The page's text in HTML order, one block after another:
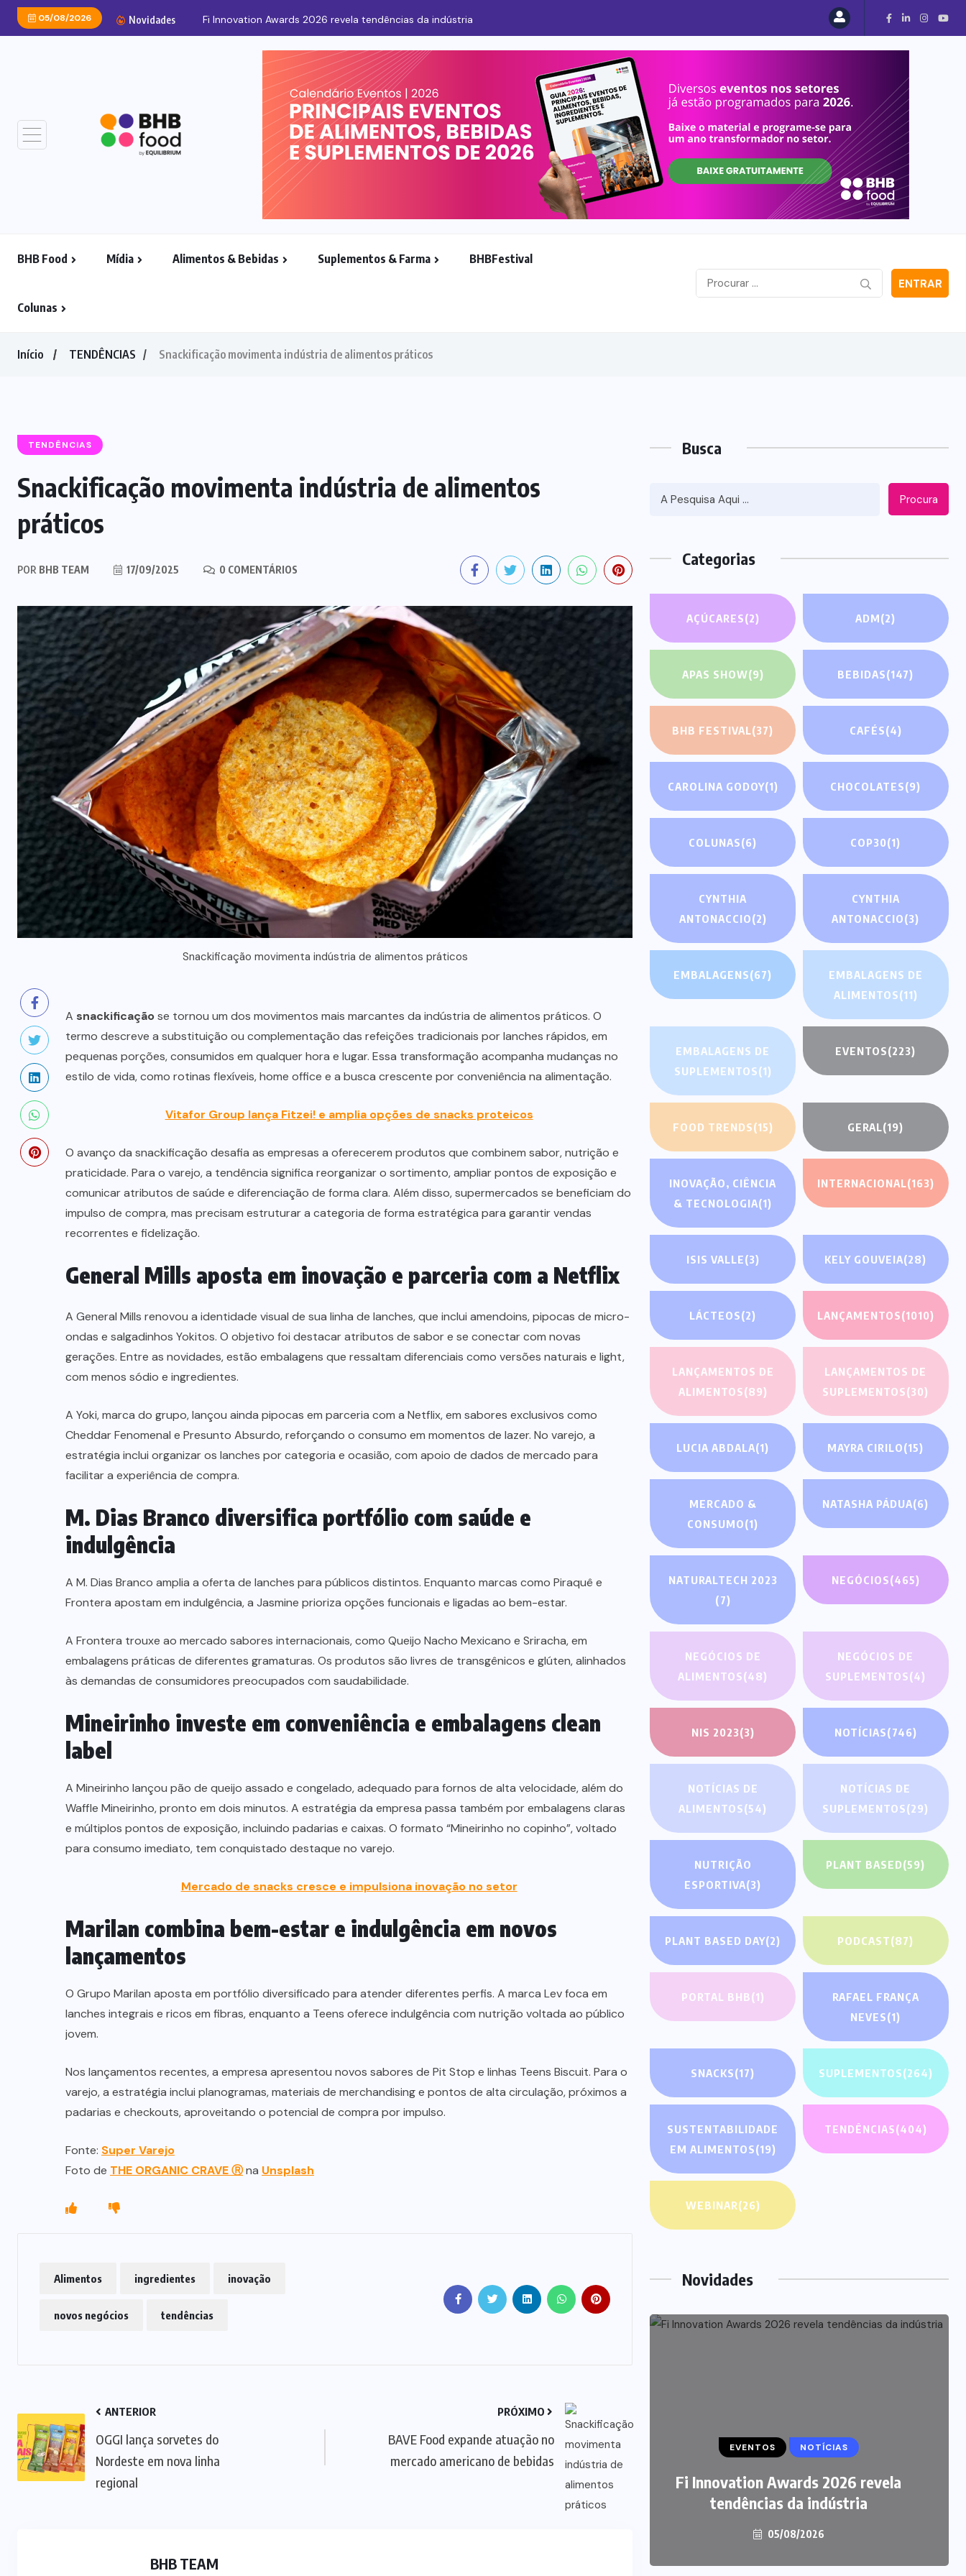
05/08/2026 Novidades Fi Innovation Awards 2026 revela tendências da indústria
BHB Food Mídia Alimentos & Bebidas Suplementos & Farma BHBFestival
Colunas
ENTRAR
Início TENDÊNCIAS Snackificação movimenta indústria de alimentos práticos
TENDÊNCIAS
Snackificação movimenta indústria de alimentos
práticos
POR BHB TEAM 17/09/2025 0 COMENTÁRIOS
Snackificação movimenta indústria de alimentos práticos
A snackificaçãose tornou um dos movimentos mais marcantes da indústria de alimentos práticos. O
termo descreve a substituição ou complementação das refeições tradicionais por lanches rápidos, em
pequenas porções, consumidos em qualquer hora e lugar. Essa transformação acompanha mudanças no
estilo de vida, como rotinas flexíveis, home office e a busca crescente por conveniência na alimentação.
Vitafor Group lança Fitzei! e amplia opções de snacks proteicos
O avanço da snackificação desafia as empresas a oferecerem produtos que combinem sabor, nutrição e
praticidade. Para o varejo, a tendência significa reorganizar o sortimento, ampliar pontos de exposição e
comunicar atributos de saúde e diferenciação de forma clara. Além disso, supermercados se beneficiam do
impulso de compra, mas precisam estruturar a categoria de forma estratégica para garantir vendas
recorrentes e fidelização.
General Mills aposta em inovação e parceria com a Netflix
A General Mills renovou a identidade visual de sua linha de lanches, que inclui amendoins, pipocas de micro-
ondas e salgadinhos Yokitos. O objetivo foi destacar atributos de sabor e se conectar com novas
gerações. Entre as novidades, estão embalagens que ressaltam diferenciais como versões naturais e light,
com menos sódio e ingredientes.
A Yoki, marca do grupo, lançou ainda pipocas em parceria com a Netflix, em sabores exclusivos como
Cheddar Fenomenal e Presunto Absurdo, reforçando o consumo em momentos de lazer. No varejo, a
estratégia inclui organizar os lanches por categoria e ocasião, com apoio de dados de mercado para
facilitar a experiência de compra.
M. Dias Branco diversifica portfólio com saúde e
indulgência
A M. Dias Branco amplia a oferta de lanches para públicos distintos. Enquanto marcas como Piraquê e
Frontera apostam em indulgência, a Jasmine prioriza opções funcionais e ligadas ao bem-estar.
A Frontera trouxe ao mercado sabores internacionais, como Queijo Nacho Mexicano e Sriracha, em
embalagens práticas de diferentes gramaturas. Os produtos são livres de transgênicos e glúten, alinhados
às demandas de consumidores preocupados com saudabilidade.
Mineirinho investe em conveniência e embalagens clean
label
A Mineirinho lançou pão de queijo assado e congelado, adequado para fornos de alta velocidade, além do
Waffle Mineirinho, pronto em dois minutos. A estratégia da empresa passa também por embalagens claras
e múltiplos pontos de exposição, incluindo padarias e caixas. O formato “Mineirinho no copinho”, voltado
para consumo imediato, tem conquistado destaque no varejo.
Mercado de snacks cresce e impulsiona inovação no setor
Marilan combina bem-estar e indulgência em novos
lançamentos
O Grupo Marilan aposta em portfólio diversificado para atender diferentes perfis. A marca Lev foca em
lanches integrais e ricos em fibras, enquanto a Teens oferece indulgência com nutrição voltada ao público
jovem.
Nos lançamentos recentes, a empresa apresentou novos sabores de Pit Stop e linhas Teens Biscuit. Para o
varejo, a estratégia inclui planogramas, materiais de merchandising e pontos de alta circulação, próximos a
padarias e checkouts, aproveitando o potencial de compra por impulso.
Fonte: Super Varejo
Foto de THE ORGANIC CRAVE Ⓡna Unsplash
Alimentos ingredientes inovação
novos negócios tendências
ANTERIOR
OGGI lança sorvetes do
Nordeste em nova linha
regional
PRÓXIMO
BAVE Food expande atuação no
mercado americano de bebidas
BHB TEAM
Busca
Procura
Categorias
AÇÚCARES(2) ADM(2)
APAS SHOW(9) BEBIDAS(147)
BHB FESTIVAL(37) CAFÉS(4)
CAROLINA GODOY(1) CHOCOLATES(9)
COLUNAS(6) COP30(1)
CYNTHIA
ANTONACCIO(2)
CYNTHIA
ANTONACCIO(3)
EMBALAGENS(67)
EMBALAGENS DE
ALIMENTOS(11)
EMBALAGENS DE
SUPLEMENTOS(1)
EVENTOS(223)
FOOD TRENDS(15) GERAL(19)
INOVAÇÃO, CIÊNCIA
& TECNOLOGIA(1)
INTERNACIONAL(163)
ISIS VALLE(3) KELY GOUVEIA(28)
LÁCTEOS(2) LANÇAMENTOS(1010)
LANÇAMENTOS DE
ALIMENTOS(89)
LANÇAMENTOS DE
SUPLEMENTOS(30)
LUCIA ABDALA(1) MAYRA CIRILO(15)
MERCADO &
CONSUMO(1)
NATASHA PÁDUA(6)
NATURALTECH 2023
(7)
NEGÓCIOS(465)
NEGÓCIOS DE
ALIMENTOS(48)
NEGÓCIOS DE
SUPLEMENTOS(4)
NIS 2023(3) NOTÍCIAS(746)
NOTÍCIAS DE
ALIMENTOS(54)
NOTÍCIAS DE
SUPLEMENTOS(29)
NUTRIÇÃO
ESPORTIVA(3)
PLANT BASED(59)
PLANT BASED DAY(2) PODCAST(87)
PORTAL BHB(1)
RAFAEL FRANÇA
NEVES(1)
SNACKS(17) SUPLEMENTOS(264)
SUSTENTABILIDADE
EM ALIMENTOS(19)
TENDÊNCIAS(404)
WEBINAR(26)
Novidades
EVENTOS NOTÍCIAS
Fi Innovation Awards 2026 revela
NEGÓCIOS
P&G anuncia aquisição da Thorne
EVENTOS NOTÍCIAS
Fi Innovation Awards 2026 revela
tendências da indústria
05/08/2026